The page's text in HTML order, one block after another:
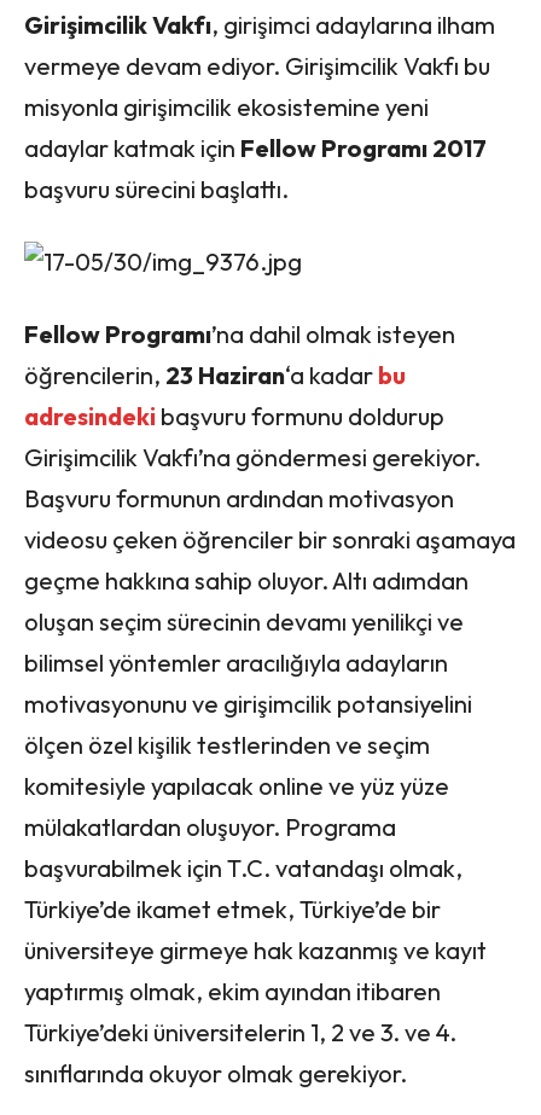
Girişimcilik Vakfı, girişimci adaylarına ilham
vermeye devam ediyor. Girişimcilik Vakfı bu
misyonla girişimcilik ekosistemine yeni
adaylar katmak için Fellow Programı 2017
başvuru sürecini başlattı.
Fellow Programı’na dahil olmak isteyen
öğrencilerin, 23 Haziran‘a kadar bu
adresindeki başvuru formunu doldurup
Girişimcilik Vakfı’na göndermesi gerekiyor.
Başvuru formunun ardından motivasyon
videosu çeken öğrenciler bir sonraki aşamaya
geçme hakkına sahip oluyor. Altı adımdan
oluşan seçim sürecinin devamı yenilikçi ve
bilimsel yöntemler aracılığıyla adayların
motivasyonunu ve girişimcilik potansiyelini
ölçen özel kişilik testlerinden ve seçim
komitesiyle yapılacak online ve yüz yüze
mülakatlardan oluşuyor. Programa
başvurabilmek için T.C. vatandaşı olmak,
Türkiye’de ikamet etmek, Türkiye’de bir
üniversiteye girmeye hak kazanmış ve kayıt
yaptırmış olmak, ekim ayından itibaren
Türkiye’deki üniversitelerin 1, 2 ve 3. ve 4.
sınıflarında okuyor olmak gerekiyor.